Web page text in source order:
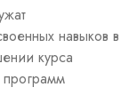
навыков в
курса